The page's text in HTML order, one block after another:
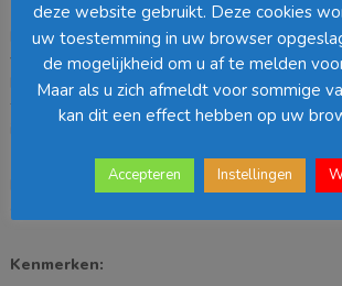
Dankzij hetopvouwbare ontwerpis het
verplaatsen en compact op te bergen wanneer
Het stevige metalen frame zorgt voor stabiliteit
tijdloze uitstraling die moeiteloos past bij
Perfect voor het tentoonstellen van
Kenmerken:
deze website gebruikt. Deze cookies
uw toestemming in uw browser
de mogelijkheid om u af te melden
Maar als u zich afmeldt voor sommige
kan dit een effect hebben op uw
Accepteren Instellingen